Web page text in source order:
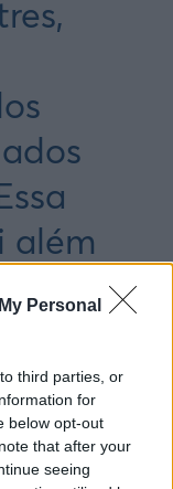
Personal
third parties, or
for
below opt-out
that after your
seeing
além
e